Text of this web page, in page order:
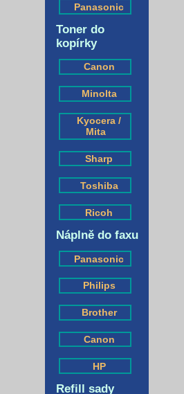
Panasonic
Toner do
kopírky
Canon
Minolta
Kyocera /
Mita
Sharp
Toshiba
Ricoh
Náplně do faxu
Panasonic
Philips
Brother
Canon
HP
Refill sady